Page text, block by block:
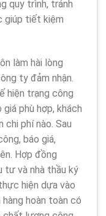
quy trình, tránh
giúp tiết kiệm
làm hài lòng
ty đảm nhận.
hiện trạng công
phù hợp, khách
chi phí nào. Sau
báo giá,
Hợp đồng
tư và nhà thầu ký
hiện dựa vào
hoàn toàn có